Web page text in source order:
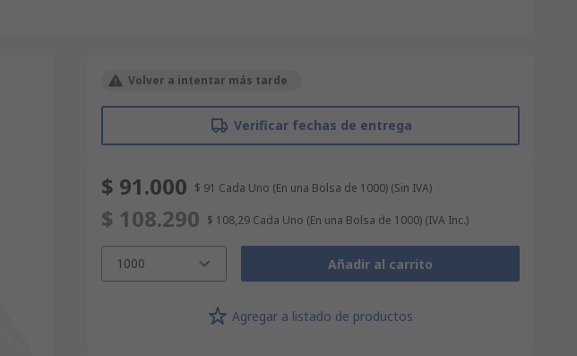
Volver a intentar más tarde
Verificar fechas de entrega
$ 91.000 $ 91 Cada Uno (En una Bolsa de 1000) (Sin IVA)
$ 108.290 $ 108,29 Cada Uno (En una Bolsa de 1000) (IVA Inc.)
1000 Añadir al carrito
Agregar a listado de productos